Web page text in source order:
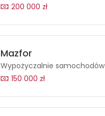
200 000 zł
Mazfor
Wypożyczalnie samochodów
150 000 zł